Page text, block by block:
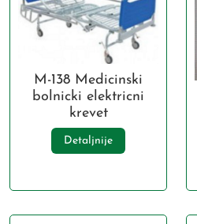
M-138 Medicinski
bolnicki elektricni
krevet
Detaljnije